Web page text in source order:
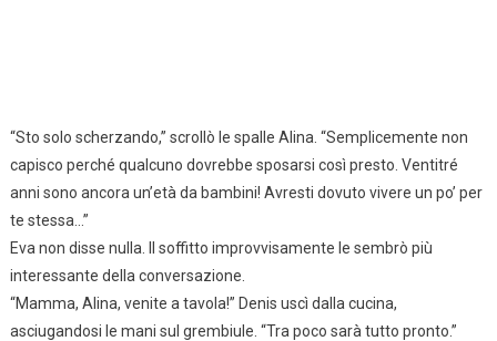
“Sto solo scherzando,” scrollò le spalle Alina. “Semplicemente non
capisco perché qualcuno dovrebbe sposarsi così presto. Ventitré
anni sono ancora un’età da bambini! Avresti dovuto vivere un po’ per
te stessa…”
Eva non disse nulla. Il soffitto improvvisamente le sembrò più
interessante della conversazione.
“Mamma, Alina, venite a tavola!” Denis uscì dalla cucina,
asciugandosi le mani sul grembiule. “Tra poco sarà tutto pronto.”